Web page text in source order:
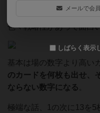
そんないたずら心溢れる
色々戦略性があって面白
基本は場の数字より高い
のカードを何枚も出せ、
ならない数字になる
極端な話、1の次に13を5
メールで会
しばらく表示